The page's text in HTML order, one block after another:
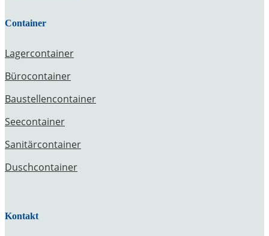
Container
Lagercontainer
Bürocontainer
Baustellencontainer
Seecontainer
Sanitärcontainer
Duschcontainer
Kontakt